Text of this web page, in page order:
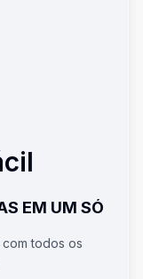
EM UM SÓ
com todos os